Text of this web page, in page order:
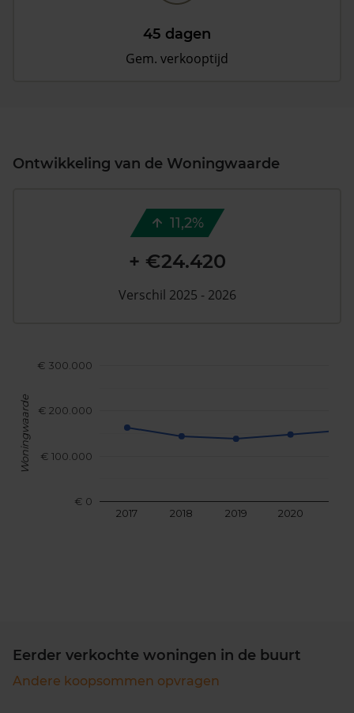
45 dagen
Gem. verkooptijd
Ontwikkeling van de Woningwaarde
2017 2018 2019 2020
€ 0
€ 100.000
€ 200.000
€ 300.000
Woningwaarde
11,2%
+ €24.420
Verschil 2025 - 2026
Eerder verkochte woningen in de buurt
Andere koopsommen opvragen